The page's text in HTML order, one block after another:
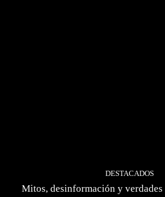
DESTACADOS
Mitos, desinformación y verdades